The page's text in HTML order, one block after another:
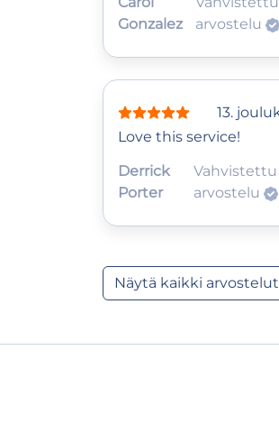
Gonzalez
arvostelu
13.
Love this service!
Derrick
Porter
Vahvistettu
arvostelu
Näytä kaikki arvostelut